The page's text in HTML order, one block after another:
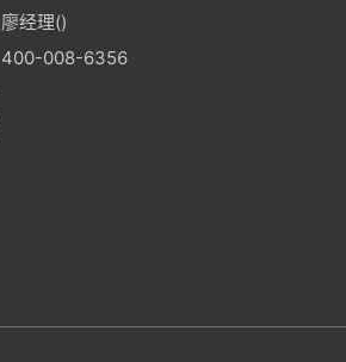
廖经理()
400-008-6356